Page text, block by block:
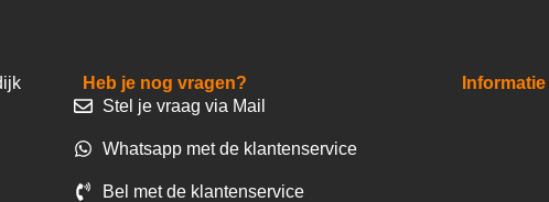
Heb je nog vragen?
Stel je vraag via Mail
Whatsapp met de klantenservice
Bel met de klantenservice
Informatie